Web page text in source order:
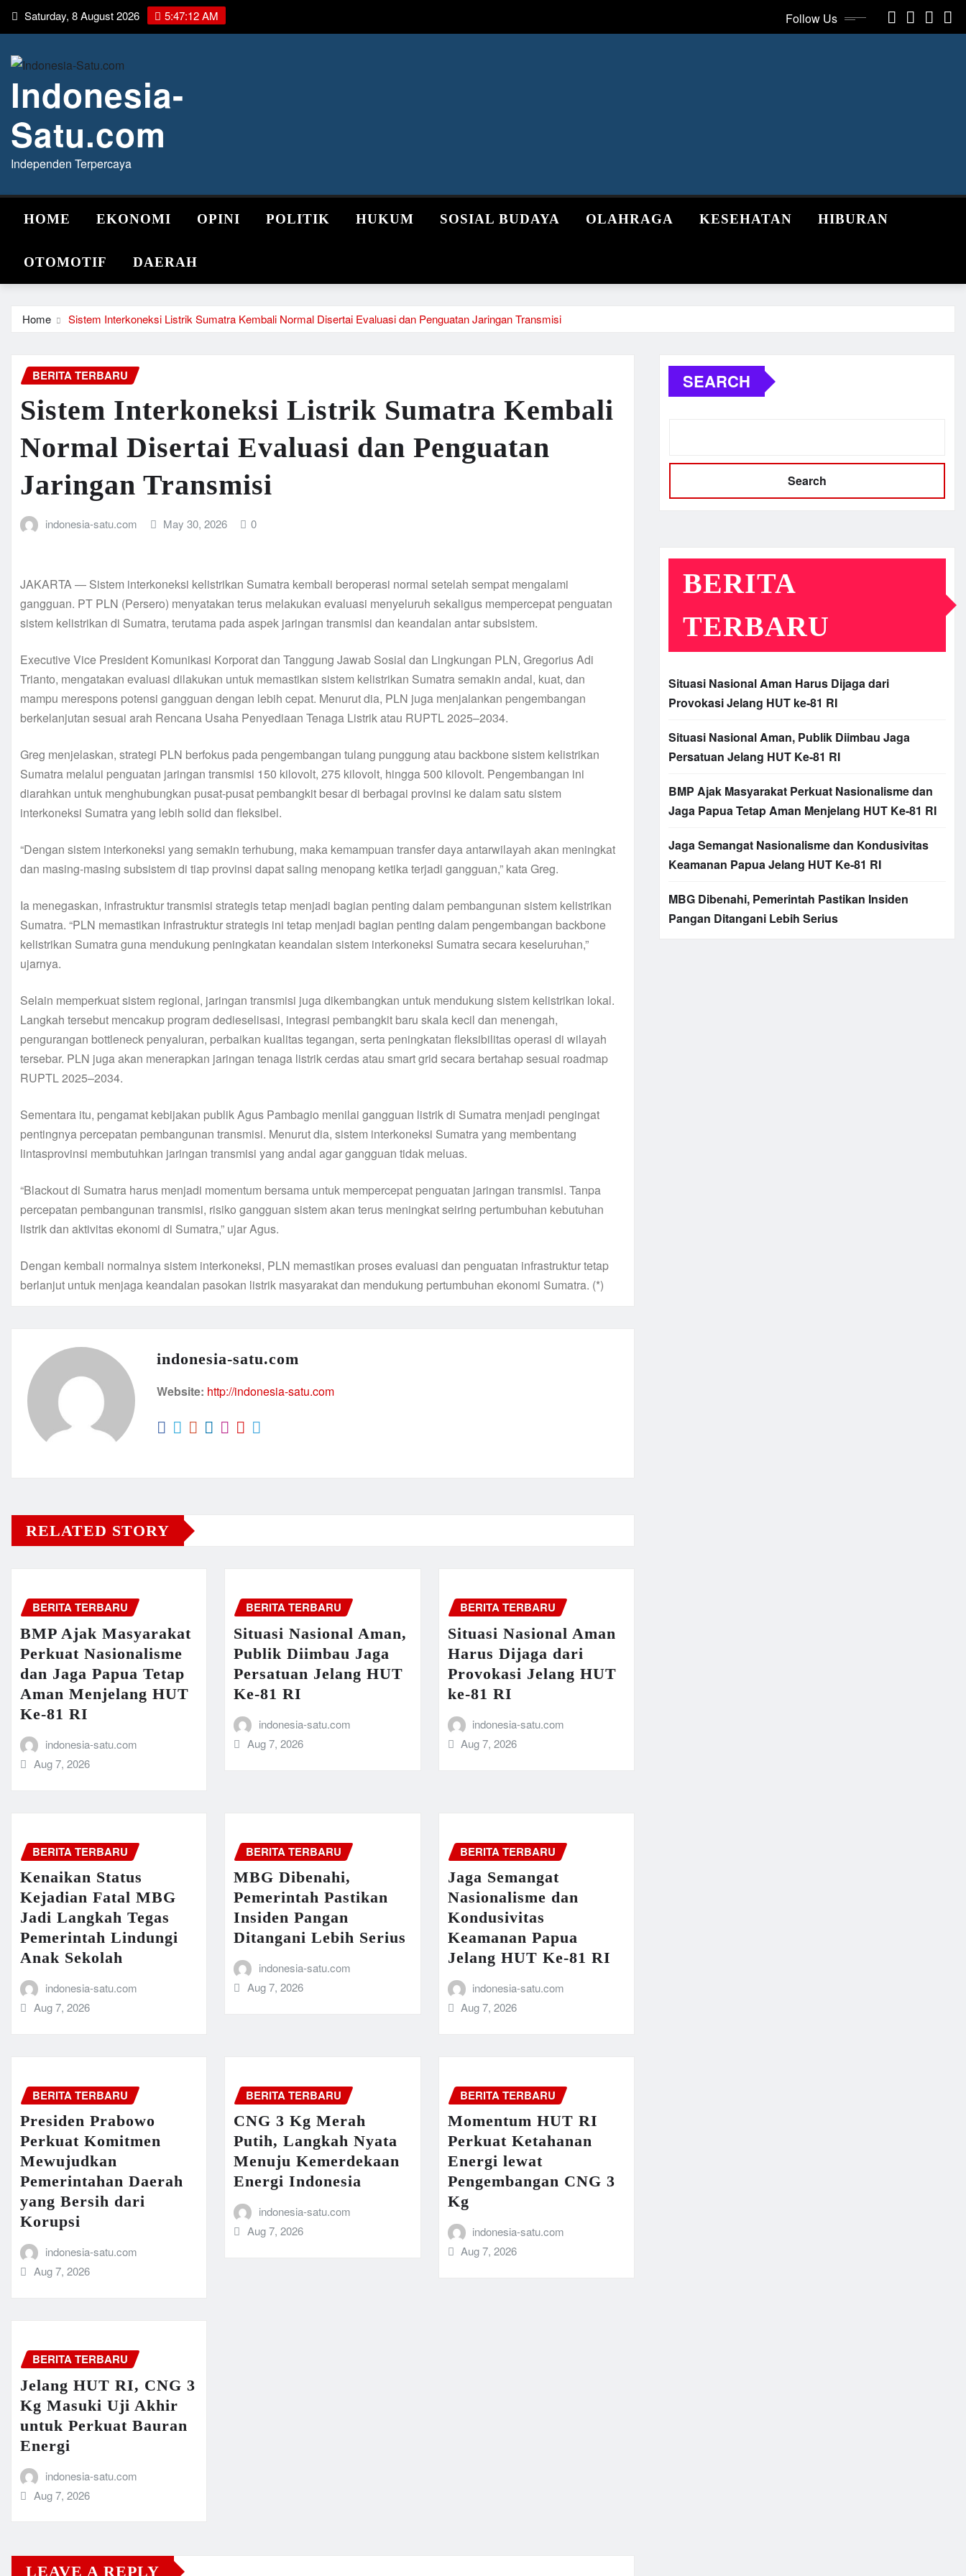
Skip Saturday, 8 August 2026 5:47:13 AM Follow Us
Indonesia-
Satu.com
Independen Terpercaya
HOME EKONOMI OPINI POLITIK HUKUM SOSIAL BUDAYA OLAHRAGA KESEHATAN HIBURAN
OTOMOTIF DAERAH
Home Sistem Interkoneksi Listrik Sumatra Kembali Normal Disertai Evaluasi dan Penguatan Jaringan Transmisi
BERITA TERBARU
Sistem Interkoneksi Listrik Sumatra Kembali
Normal Disertai Evaluasi dan Penguatan
Jaringan Transmisi
indonesia-satu.com May 30, 2026 0
JAKARTA — Sistem interkoneksi kelistrikan Sumatra kembali beroperasi normal setelah sempat mengalami
gangguan. PT PLN (Persero) menyatakan terus melakukan evaluasi menyeluruh sekaligus mempercepat penguatan
sistem kelistrikan di Sumatra, terutama pada aspek jaringan transmisi dan keandalan antar subsistem.
Executive Vice President Komunikasi Korporat dan Tanggung Jawab Sosial dan Lingkungan PLN, Gregorius Adi
Trianto, mengatakan evaluasi dilakukan untuk memastikan sistem kelistrikan Sumatra semakin andal, kuat, dan
mampu merespons potensi gangguan dengan lebih cepat. Menurut dia, PLN juga menjalankan pengembangan
berkelanjutan sesuai arah Rencana Usaha Penyediaan Tenaga Listrik atau RUPTL 2025–2034.
Greg menjelaskan, strategi PLN berfokus pada pengembangan tulang punggung atau backbone sistem kelistrikan
Sumatra melalui penguatan jaringan transmisi 150 kilovolt, 275 kilovolt, hingga 500 kilovolt. Pengembangan ini
diarahkan untuk menghubungkan pusat-pusat pembangkit besar di berbagai provinsi ke dalam satu sistem
interkoneksi Sumatra yang lebih solid dan fleksibel.
“Dengan sistem interkoneksi yang semakin terhubung, maka kemampuan transfer daya antarwilayah akan meningkat
dan masing-masing subsistem di tiap provinsi dapat saling menopang ketika terjadi gangguan,” kata Greg.
Ia menegaskan, infrastruktur transmisi strategis tetap menjadi bagian penting dalam pembangunan sistem kelistrikan
Sumatra. “PLN memastikan infrastruktur strategis ini tetap menjadi bagian penting dalam pengembangan backbone
kelistrikan Sumatra guna mendukung peningkatan keandalan sistem interkoneksi Sumatra secara keseluruhan,”
ujarnya.
Selain memperkuat sistem regional, jaringan transmisi juga dikembangkan untuk mendukung sistem kelistrikan lokal.
Langkah tersebut mencakup program dedieselisasi, integrasi pembangkit baru skala kecil dan menengah,
pengurangan bottleneck penyaluran, perbaikan kualitas tegangan, serta peningkatan fleksibilitas operasi di wilayah
tersebar. PLN juga akan menerapkan jaringan tenaga listrik cerdas atau smart grid secara bertahap sesuai roadmap
RUPTL 2025–2034.
Sementara itu, pengamat kebijakan publik Agus Pambagio menilai gangguan listrik di Sumatra menjadi pengingat
pentingnya percepatan pembangunan transmisi. Menurut dia, sistem interkoneksi Sumatra yang membentang
lintasprovinsi membutuhkan jaringan transmisi yang andal agar gangguan tidak meluas.
“Blackout di Sumatra harus menjadi momentum bersama untuk mempercepat penguatan jaringan transmisi. Tanpa
percepatan pembangunan transmisi, risiko gangguan sistem akan terus meningkat seiring pertumbuhan kebutuhan
listrik dan aktivitas ekonomi di Sumatra,” ujar Agus.
Dengan kembali normalnya sistem interkoneksi, PLN memastikan proses evaluasi dan penguatan infrastruktur tetap
berlanjut untuk menjaga keandalan pasokan listrik masyarakat dan mendukung pertumbuhan ekonomi Sumatra. (*)
indonesia-satu.com
Website: http://indonesia-satu.com
RELATED STORY
BERITA TERBARU
BMP Ajak Masyarakat
Perkuat Nasionalisme
dan Jaga Papua Tetap
Aman Menjelang HUT
Ke-81 RI
indonesia-satu.com
Aug 7, 2026
BERITA TERBARU
Situasi Nasional Aman,
Publik Diimbau Jaga
Persatuan Jelang HUT
Ke-81 RI
indonesia-satu.com
Aug 7, 2026
BERITA TERBARU
Situasi Nasional Aman
Harus Dijaga dari
Provokasi Jelang HUT
ke-81 RI
indonesia-satu.com
Aug 7, 2026
BERITA TERBARU
Kenaikan Status
Kejadian Fatal MBG
Jadi Langkah Tegas
Pemerintah Lindungi
Anak Sekolah
indonesia-satu.com
Aug 7, 2026
BERITA TERBARU
MBG Dibenahi,
Pemerintah Pastikan
Insiden Pangan
Ditangani Lebih Serius
indonesia-satu.com
Aug 7, 2026
BERITA TERBARU
Jaga Semangat
Nasionalisme dan
Kondusivitas
Keamanan Papua
Jelang HUT Ke-81 RI
indonesia-satu.com
Aug 7, 2026
BERITA TERBARU
Presiden Prabowo
Perkuat Komitmen
Mewujudkan
Pemerintahan Daerah
yang Bersih dari
Korupsi
indonesia-satu.com
Aug 7, 2026
BERITA TERBARU
CNG 3 Kg Merah
Putih, Langkah Nyata
Menuju Kemerdekaan
Energi Indonesia
indonesia-satu.com
Aug 7, 2026
BERITA TERBARU
Momentum HUT RI
Perkuat Ketahanan
Energi lewat
Pengembangan CNG 3
Kg
indonesia-satu.com
Aug 7, 2026
BERITA TERBARU
Jelang HUT RI, CNG 3
Kg Masuki Uji Akhir
untuk Perkuat Bauran
Energi
indonesia-satu.com
Aug 7, 2026
LEAVE A REPLY
SEARCH
Search
BERITA
TERBARU
Situasi Nasional Aman Harus Dijaga dari
Provokasi Jelang HUT ke-81 RI
Situasi Nasional Aman, Publik Diimbau Jaga
Persatuan Jelang HUT Ke-81 RI
BMP Ajak Masyarakat Perkuat Nasionalisme dan
Jaga Papua Tetap Aman Menjelang HUT Ke-81 RI
Jaga Semangat Nasionalisme dan Kondusivitas
Keamanan Papua Jelang HUT Ke-81 RI
MBG Dibenahi, Pemerintah Pastikan Insiden
Pangan Ditangani Lebih Serius